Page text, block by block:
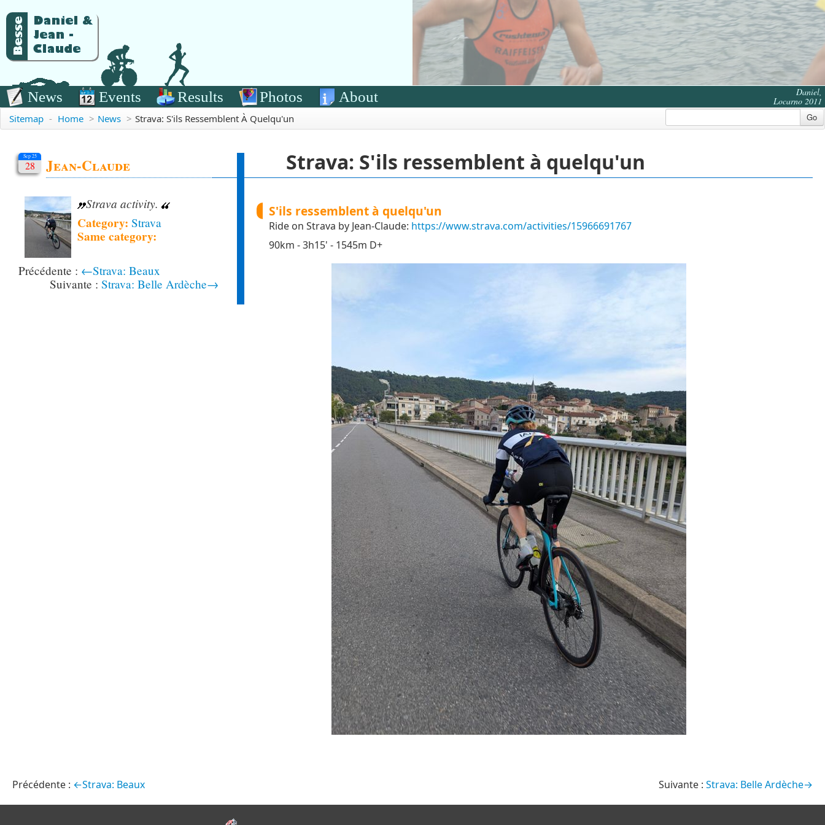
Daniel,
Locarno 2011
News Events Results Photos About
Go
Sitemap - Home > News > Strava: S'ils Ressemblent À Quelqu'un
Sep 25
28 Jean-Claude
Strava activity.
Category: Strava
Same category:
←Strava: Beaux
Strava: Belle Ardèche→
Strava: S'ils ressemblent à quelqu'un
S'ils ressemblent à quelqu'un
Ride on Strava by Jean-Claude: https://www.strava.com/activities/15966691767
90km - 3h15' - 1545m D+
←Strava: Beaux Strava: Belle Ardèche→